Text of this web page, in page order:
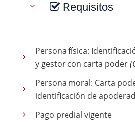
Requisitos
Persona física:
y gestor con carta poder
Persona moral: Carta
identificación de
Pago predial vigente